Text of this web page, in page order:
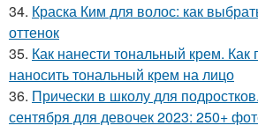
34. Краска Ким для волос: как
оттенок
35. Как нанести тональный крем. Как
наносить тональный крем на лицо
36. Прически в школу для
сентября для девочек 2023: 250+